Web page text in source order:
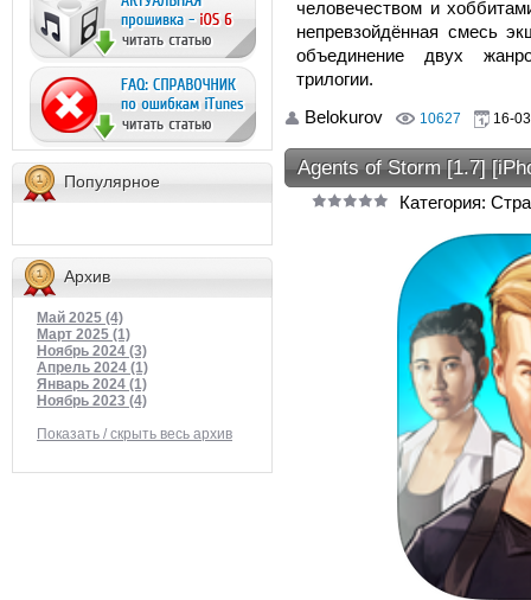
Популярное
Архив
Май 2025 (4)
Март 2025 (1)
Ноябрь 2024 (3)
Апрель 2024 (1)
Январь 2024 (1)
Ноябрь 2023 (4)
Показать / скрыть весь архив
человечеством и
непревзойдённая смесь
объединение двух
трилогии.
Belokurov
10627 16-
Agents of Storm [1.7]
Категория: